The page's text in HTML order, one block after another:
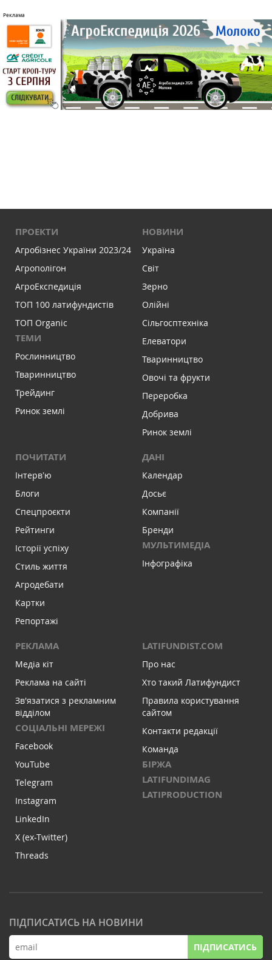
ПРОЕКТИ
Агробізнес України 2023/24
Агрополігон
АгроЕкспедиція
ТОП 100 латифундистів
ТОП Organic
ТЕМИ
Рослинництво
Тваринництво
Трейдинг
Ринок землі
НОВИНИ
Україна
Світ
Зерно
Олійні
Сільгосптехніка
Елеватори
Тваринництво
Овочі та фрукти
Переробка
Добрива
Ринок землі
ПОЧИТАТИ
Інтервʼю
Блоги
Спецпроєкти
Рейтинги
Історії успіху
Стиль життя
Агродебати
Картки
Репортажі
ДАНІ
Календар
Досьє
Компанії
Бренди
МУЛЬТИМЕДІА
Інфографіка
РЕКЛАМА
Медіа кіт
Реклама на сайті
Зв'язатися з рекламним
відділом
СОЦІАЛЬНІ МЕРЕЖІ
Facebook
YouTube
Telegram
Instagram
LinkedIn
X (ex-Twitter)
Threads
LATIFUNDIST.COM
Про нас
Хто такий Латифундист
Правила користування
сайтом
Контакти редакції
Команда
БІРЖА
LATIFUNDIMAG
LATIPRODUCTION
ПІДПИСАТИСЬ НА НОВИНИ
ПІДПИСАТИСЬ